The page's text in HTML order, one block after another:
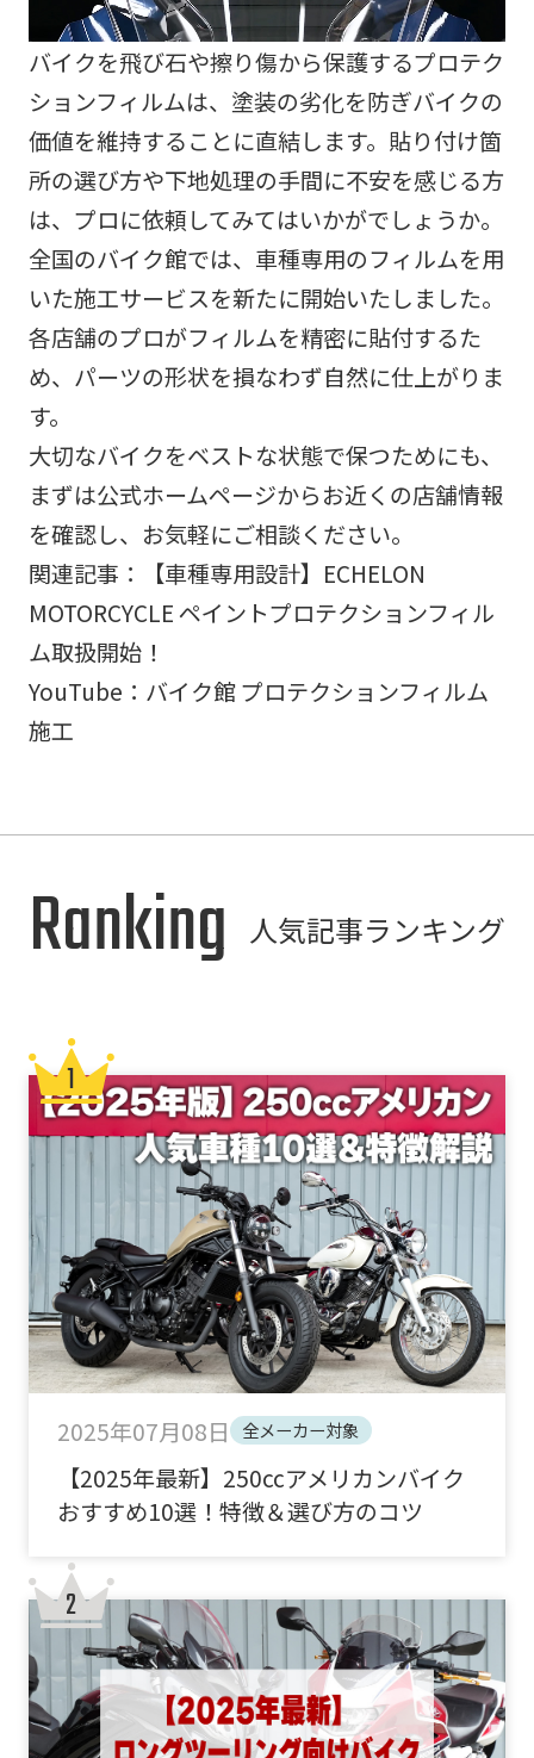
バイクを飛び石や擦り傷から保護するプロテク
ションフィルムは、塗装の劣化を防ぎバイクの
価値を維持することに直結します。貼り付け箇
所の選び方や下地処理の手間に不安を感じる方
は、プロに依頼してみてはいかがでしょうか。
全国のバイク館では、車種専用のフィルムを用
いた施工サービスを新たに開始いたしました。
各店舗のプロがフィルムを精密に貼付するた
め、パーツの形状を損なわず自然に仕上がりま
す。
大切なバイクをベストな状態で保つためにも、
まずは公式ホームページからお近くの店舗情報
を確認し、お気軽にご相談ください。
関連記事：
【車種専用設計】ECHELON
MOTORCYCLE ペイントプロテクションフィル
ム取扱開始！
YouTube： バイク館 プロテクションフィルム
施工
Ranking 人気記事ランキング
2025年07月08日 全メーカー対象
【2025年最新】250ccアメリカンバイク
おすすめ10選！特徴＆選び方のコツ